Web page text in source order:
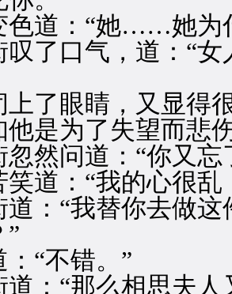
：“她……她为什
口气，道：“女
眼睛，又显得很
为了失望而悲
问道：“你又忘
：“我的心很乱
“我替你去做这
”
“不错。”
“那么相思夫人